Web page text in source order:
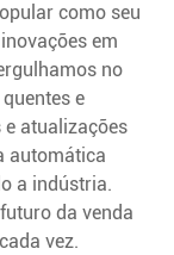
como seu
em
no
e
e atualizações
automática
a indústria.
da venda
vez.